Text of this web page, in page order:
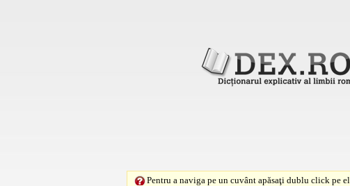
Pentru a naviga pe un cuvânt apăsaţi dublu click pe el.